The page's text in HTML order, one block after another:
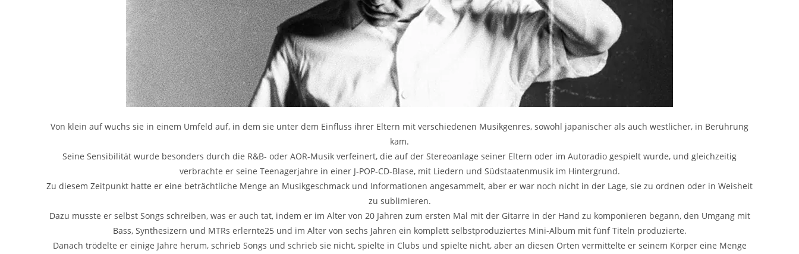
Von klein auf wuchs sie in einem Umfeld auf, in dem sie unter dem Einfluss ihrer Eltern mit verschiedenen Musikgenres, sowohl japanischer als auch westlicher, in Berührung
kam.
Seine Sensibilität wurde besonders durch die R&B- oder AOR-Musik verfeinert, die auf der Stereoanlage seiner Eltern oder im Autoradio gespielt wurde, und gleichzeitig
verbrachte er seine Teenagerjahre in einer J-POP-CD-Blase, mit Liedern und Südstaatenmusik im Hintergrund.
Zu diesem Zeitpunkt hatte er eine beträchtliche Menge an Musikgeschmack und Informationen angesammelt, aber er war noch nicht in der Lage, sie zu ordnen oder in Weisheit
zu sublimieren.
Dazu musste er selbst Songs schreiben, was er auch tat, indem er im Alter von 20 Jahren zum ersten Mal mit der Gitarre in der Hand zu komponieren begann, den Umgang mit
Bass, Synthesizern und MTRs erlernte25 und im Alter von sechs Jahren ein komplett selbstproduziertes Mini-Album mit fünf Titeln produzierte.
Danach trödelte er einige Jahre herum, schrieb Songs und schrieb sie nicht, spielte in Clubs und spielte nicht, aber an diesen Orten vermittelte er seinem Körper eine Menge